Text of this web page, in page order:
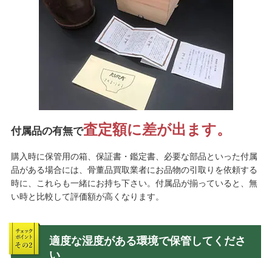
付属品の有無で査定額に差が出ます。
購入時に保管用の箱、保証書・鑑定書、必要な部品といった付属
品がある場合には、骨董品買取業者にお品物の引取りを依頼する
時に、これらも一緒にお持ち下さい。付属品が揃っていると、無
い時と比較して評価額が高くなります。
適度な湿度がある環境で保管してくださ
い